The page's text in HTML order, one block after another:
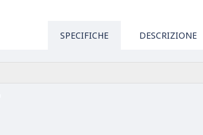
SPECIFICHE DESCRIZIONE